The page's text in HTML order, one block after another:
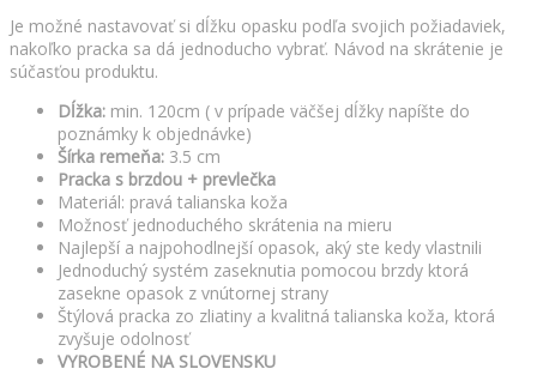
Je možné nastavovať si dĺžku opasku podľa svojich požiadaviek,
nakoľko pracka sa dá jednoducho vybrať. Návod na skrátenie je
súčasťou produktu.
Dĺžka: min. 120cm ( v prípade väčšej dĺžky napíšte do
poznámky k objednávke)
Šírka remeňa: 3.5 cm
Pracka s brzdou + prevlečka
Materiál: pravá talianska koža
Možnosť jednoduchého skrátenia na mieru
Najlepší a najpohodlnejší opasok, aký ste kedy vlastnili
Jednoduchý systém zaseknutia pomocou brzdy ktorá
zasekne opasok z vnútornej strany
Štýlová pracka zo zliatiny a kvalitná talianska koža, ktorá
zvyšuje odolnosť
VYROBENÉ NA SLOVENSKU